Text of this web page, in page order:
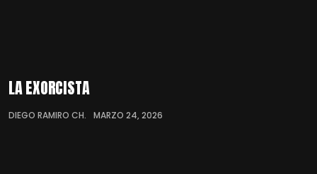
LA EXORCISTA
DIEGO RAMIRO CH. MARZO 24, 2026